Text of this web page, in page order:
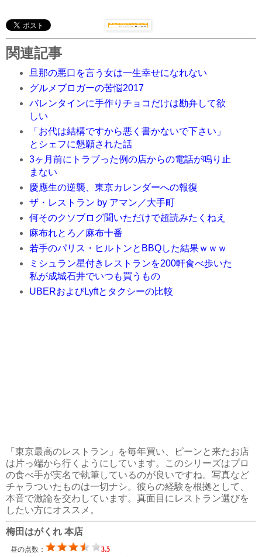
関連記事
旦那の悪口を言う女は一生幸せになれない
グルメブロガーの苦悩2017
バレンタインに手作りチョコだけは勘弁して欲
しい
「お代は結構ですから悪く書かないで下さい」
とシェフに懇願された話
3ヶ月前にトラブった例の店からの電話が鳴り止
まない
慶應生の逆襲、東京カレンダーへの報復
ザ・レストラン by アマン／大手町
何そのクソブログ聞いただけで超読みたくねえ
麻布れとろ／麻布十番
若手のパリス・ヒルトンとBBQした結果ｗｗｗ
ミシュラン星付きレストランを200軒食べ歩いた
私が成城石井でいつも買うもの
UBERおよびLyftとタクシーの比較
「東京最高のレストラン」を毎年買い、ピーンと来たお店
は片っ端から行くようにしています。このシリーズはプロ
の食べ手が実名で執筆しているのが良いですね。写真など
チャラついたものは一切ナシ。彼らの経験を根拠として、
本音で激論を交わしています。真面目にレストラン選びを
したい方にオススメ。
梅田はがくれ 本店